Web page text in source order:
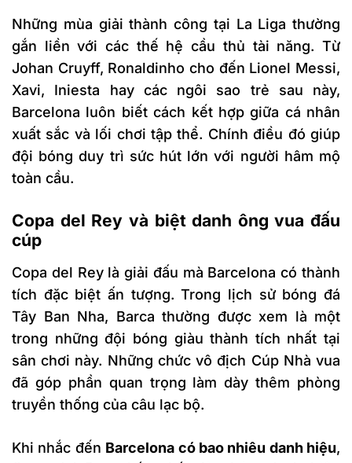
Những mùa giải thành công tại La Liga thường
gắn liền với các thế hệ cầu thủ tài năng. Từ
Johan Cruyff, Ronaldinho cho đến Lionel Messi,
Xavi, Iniesta hay các ngôi sao trẻ sau này,
Barcelona luôn biết cách kết hợp giữa cá nhân
xuất sắc và lối chơi tập thể. Chính điều đó giúp
đội bóng duy trì sức hút lớn với người hâm mộ
toàn cầu.
Copa del Rey và biệt danh ông vua đấu
cúp
Copa del Rey là giải đấu mà Barcelona có thành
tích đặc biệt ấn tượng. Trong lịch sử bóng đá
Tây Ban Nha, Barca thường được xem là một
trong những đội bóng giàu thành tích nhất tại
sân chơi này. Những chức vô địch Cúp Nhà vua
đã góp phần quan trọng làm dày thêm phòng
truyền thống của câu lạc bộ.
Khi nhắc đến Barcelona có bao nhiêu danh hiệu,